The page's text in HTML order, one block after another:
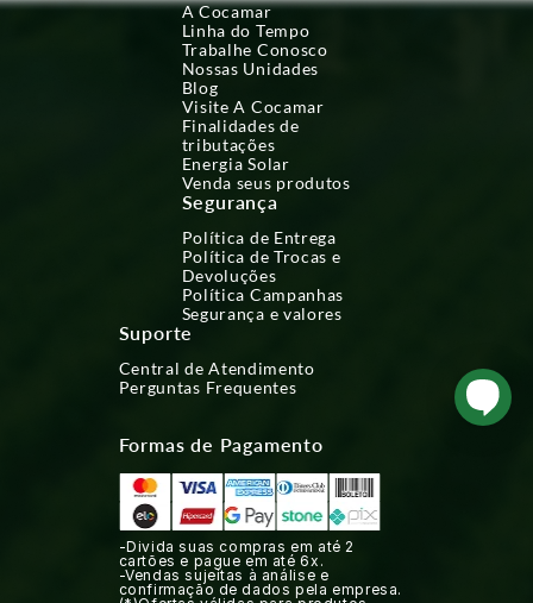
A Cocamar
Linha do Tempo
Trabalhe Conosco
Nossas Unidades
Blog
Visite A Cocamar
Finalidades de
tributações
Energia Solar
Venda seus produtos
Segurança
Política de Entrega
Política de Trocas e
Devoluções
Política Campanhas
Segurança e valores
Suporte
Central de Atendimento
Perguntas Frequentes
Formas de Pagamento
-Divida suas compras em até 2
cartões e pague em até 6x.
-Vendas sujeitas à análise e
confirmação de dados pela empresa.